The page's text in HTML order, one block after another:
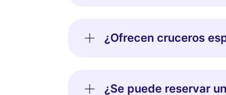
¿Ofrecen cruceros
¿Se puede reservar